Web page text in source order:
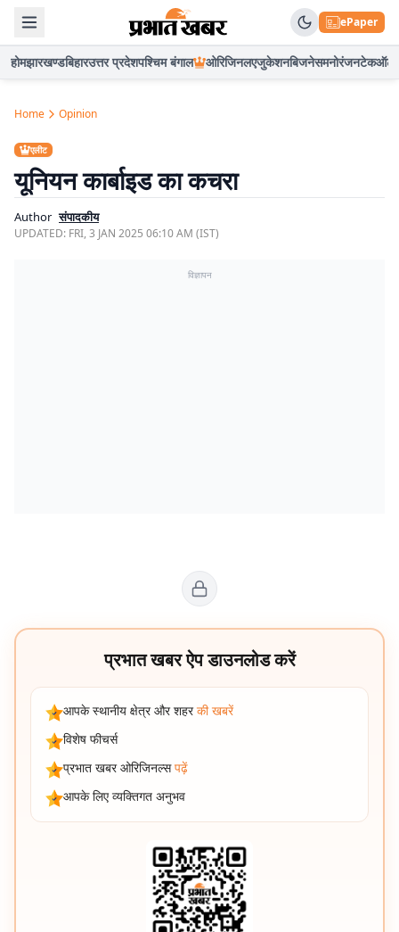
ePaper
होमझारखण्डबिहारउत्तर प्रदेशपश्चिम बंगाल ओरिजिनलएजुकेशनबिजनेसमनोरंजनटेकऑटो
Home Opinion
एलीट
यूनियन कार्बाइड का कचरा
Author संपादकीय
UPDATED: FRI, 3 JAN 2025 06:10 AM (IST)
विज्ञापन
प्रभात खबर ऐप डाउनलोड करें
आपके स्थानीय क्षेत्र और शहर की खबरें
विशेष फीचर्स
प्रभात खबर ओरिजिनल्स पढ़ें
आपके लिए व्यक्तिगत अनुभव